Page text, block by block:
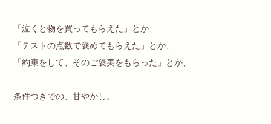
「泣くと物を買ってもらえた」とか、
「テストの点数で褒めてもらえた」とか、
「約束をして、そのご褒美をもらった」とか、
条件つきでの、甘やかし。